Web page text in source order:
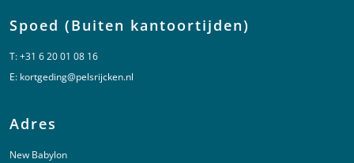
Spoed (Buiten kantoortijden)
T:+31 6 20 01 08 16
E: kortgeding@pelsrijcken.nl
Adres
New Babylon